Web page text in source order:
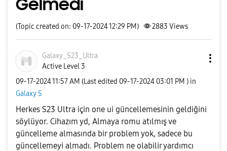
Gelmedi
(Topic created on: 09-17-2024 12:29 PM) 2883 Views
Galaxy_S23_Ultra
Active Level 3
‎09-17-202411:57 AM (Last edited ‎09-17-2024 03:01 PM ) in
Galaxy S
Herkes S23 Ultra için one ui güncellemesinin geldiğini
söylüyor. Cihazım yd, Almaya romu atılmış ve
güncelleme almasında bir problem yok, sadece bu
güncellemeyi almadı. Problem ne olabilir yardımcı